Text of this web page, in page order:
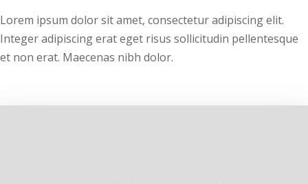
Lorem ipsum dolor sit amet, consectetur adipiscing elit.
Integer adipiscing erat eget risus sollicitudin pellentesque
et non erat. Maecenas nibh dolor.